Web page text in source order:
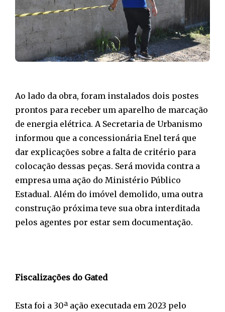
Ao lado da obra, foram instalados dois postes
prontos para receber um aparelho de marcação
de energia elétrica. A Secretaria de Urbanismo
informou que a concessionária Enel terá que
dar explicações sobre a falta de critério para
colocação dessas peças. Será movida contra a
empresa uma ação do Ministério Público
Estadual. Além do imóvel demolido, uma outra
construção próxima teve sua obra interditada
pelos agentes por estar sem documentação.
Fiscalizações do Gated
Esta foi a 30ª ação executada em 2023 pelo